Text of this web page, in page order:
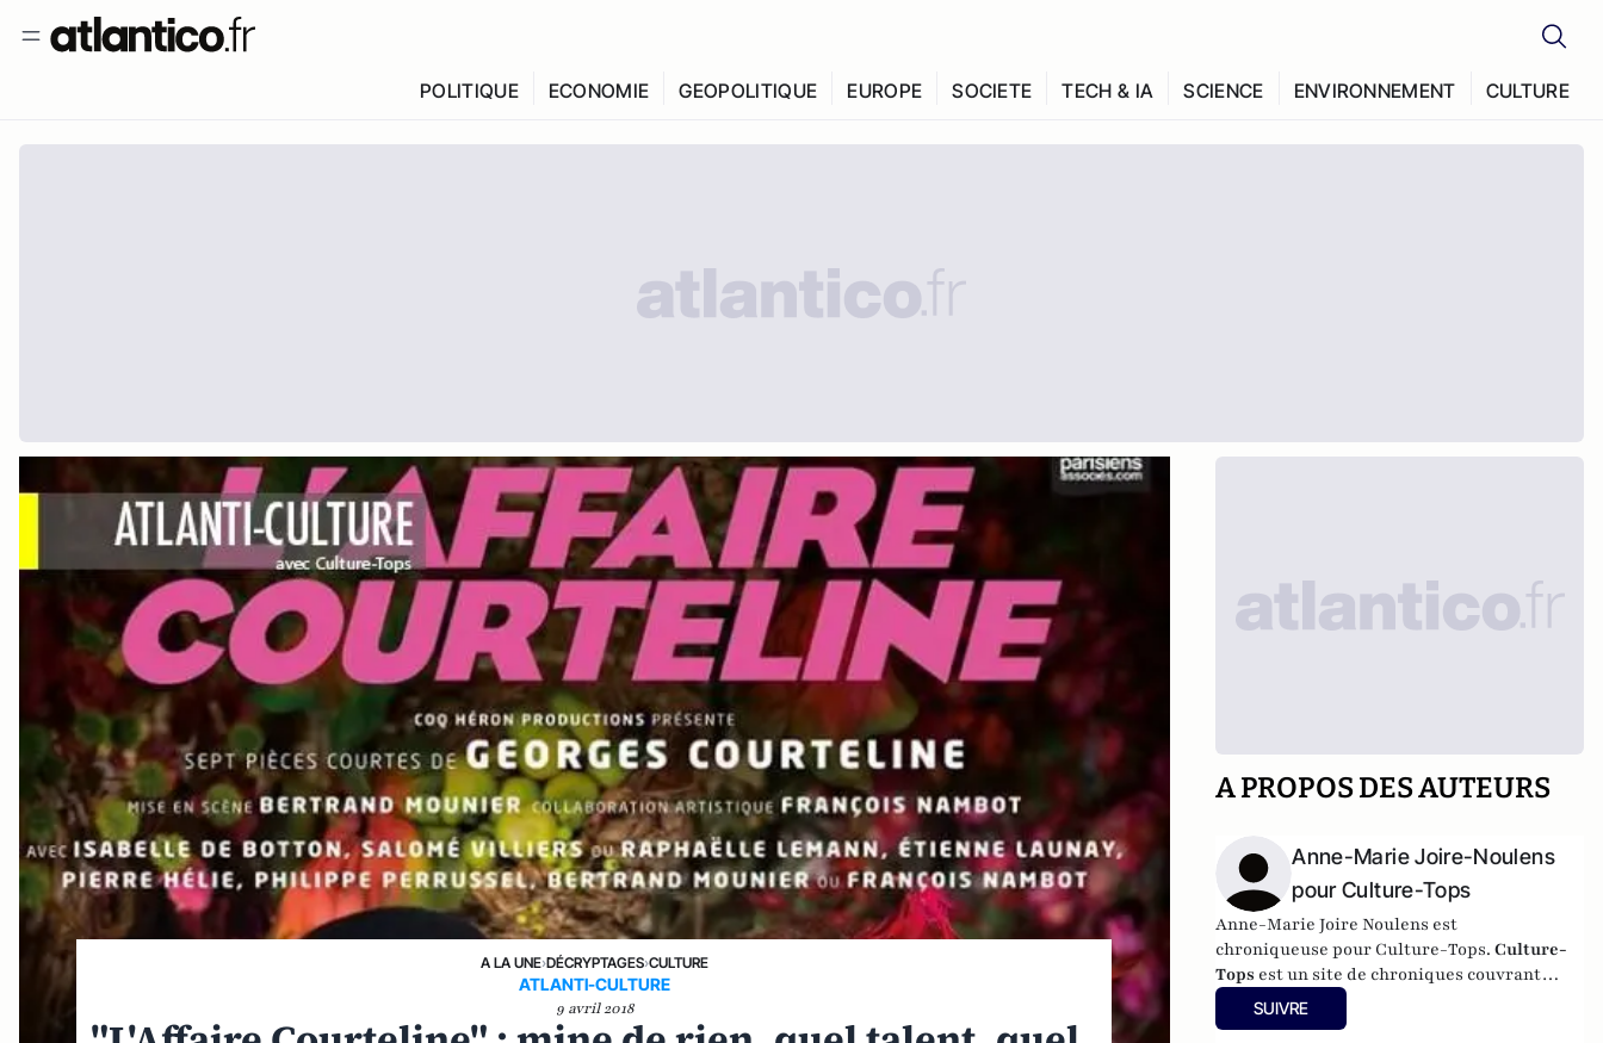
POLITIQUE ECONOMIE GEOPOLITIQUE EUROPE SOCIETE TECH & IA SCIENCE ENVIRONNEMENT CULTURE
A LA UNE›DÉCRYPTAGES›CULTURE
ATLANTI-CULTURE
9 avril 2018
A PROPOS DES AUTEURS
Anne-Marie Joire-Noulens
pour Culture-Tops
Anne-Marie Joire Noulens est
chroniqueuse pour Culture-Tops.Culture-
Tops est un site de chroniques couvrant
l'ensemble de l'activité culturelle (théâtre,
One Man Shows, opéras, ballets, spectacles
SUIVRE